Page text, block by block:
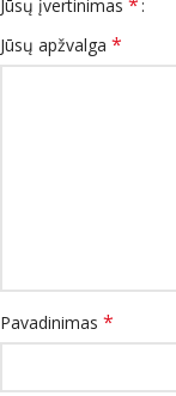
Jūsų įvertinimas
Jūsų apžvalga *
Pavadinimas *